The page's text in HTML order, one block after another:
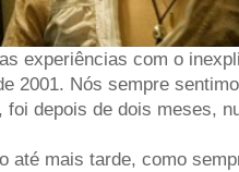
experiências com o
2001. Nós sempre
depois de dois meses,
até mais tarde, como